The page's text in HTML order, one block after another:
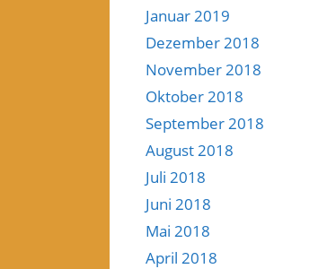
Januar 2019
Dezember 2018
November 2018
Oktober 2018
September 2018
August 2018
Juli 2018
Juni 2018
Mai 2018
April 2018